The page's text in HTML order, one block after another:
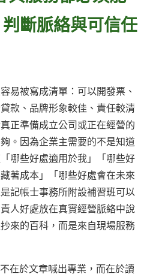
斷脈絡與可信任
易被寫成清單：可以開發票、
款、品牌形象較佳、責任較清
正準備成立公司或正在經營的
。因為企業主需要的不是知道
哪些好處適用於我」「哪些好
著成本」「哪些好處會在未來
記帳士事務所附設補習班可以
人好處放在真實經營脈絡中說
來的百科，而是來自現場服務
在於文章喊出專業，而在於讀